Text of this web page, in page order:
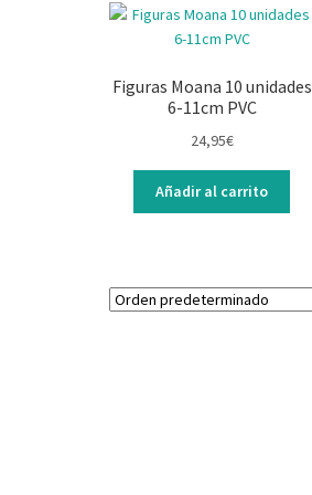
Figuras Moana 10 unidades
6-11cm PVC
24,95€
Añadir al carrito